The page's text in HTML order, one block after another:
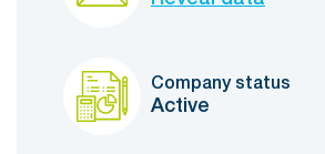
Company status
Active